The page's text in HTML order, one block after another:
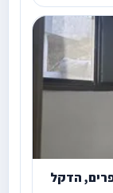
אפרים, הדקל